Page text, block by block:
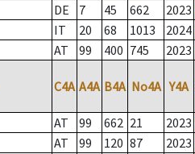
DE 7 45 662 2023
IT 20 68 1013 2024
AT 99 400 745 2023
C4A A4A B4A No4A Y4A
AT 99 662 21 2023
AT 99 120 87 2023